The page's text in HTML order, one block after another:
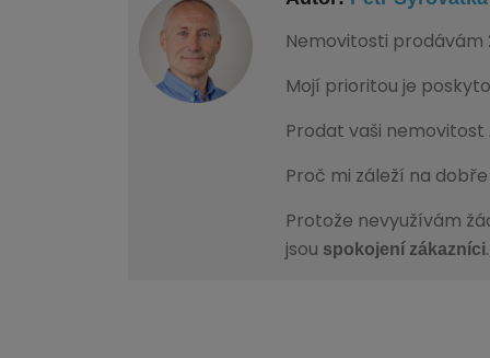
Nemovitosti prodávám
Mojí prioritou je
Prodat vaši nemovitost
Proč mi záleží na
Protože nevyužívám
jsou spokojení zákazníci.